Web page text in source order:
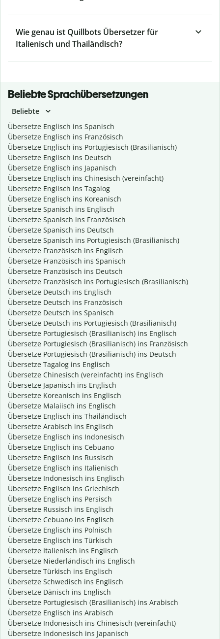
Wie genau ist Quillbots Übersetzer für
Italienisch und Thailändisch?
Beliebte Sprachübersetzungen
Beliebte
Übersetze Englisch ins Spanisch
Übersetze Englisch ins Französisch
Übersetze Englisch ins Portugiesisch (Brasilianisch)
Übersetze Englisch ins Deutsch
Übersetze Englisch ins Japanisch
Übersetze Englisch ins Chinesisch (vereinfacht)
Übersetze Englisch ins Tagalog
Übersetze Englisch ins Koreanisch
Übersetze Spanisch ins Englisch
Übersetze Spanisch ins Französisch
Übersetze Spanisch ins Deutsch
Übersetze Spanisch ins Portugiesisch (Brasilianisch)
Übersetze Französisch ins Englisch
Übersetze Französisch ins Spanisch
Übersetze Französisch ins Deutsch
Übersetze Französisch ins Portugiesisch (Brasilianisch)
Übersetze Deutsch ins Englisch
Übersetze Deutsch ins Französisch
Übersetze Deutsch ins Spanisch
Übersetze Deutsch ins Portugiesisch (Brasilianisch)
Übersetze Portugiesisch (Brasilianisch) ins Englisch
Übersetze Portugiesisch (Brasilianisch) ins Französisch
Übersetze Portugiesisch (Brasilianisch) ins Deutsch
Übersetze Tagalog ins Englisch
Übersetze Chinesisch (vereinfacht) ins Englisch
Übersetze Japanisch ins Englisch
Übersetze Koreanisch ins Englisch
Übersetze Malaiisch ins Englisch
Übersetze Englisch ins Thailändisch
Übersetze Arabisch ins Englisch
Übersetze Englisch ins Indonesisch
Übersetze Englisch ins Cebuano
Übersetze Englisch ins Russisch
Übersetze Englisch ins Italienisch
Übersetze Indonesisch ins Englisch
Übersetze Englisch ins Griechisch
Übersetze Englisch ins Persisch
Übersetze Russisch ins Englisch
Übersetze Cebuano ins Englisch
Übersetze Englisch ins Polnisch
Übersetze Englisch ins Türkisch
Übersetze Italienisch ins Englisch
Übersetze Niederländisch ins Englisch
Übersetze Türkisch ins Englisch
Übersetze Schwedisch ins Englisch
Übersetze Dänisch ins Englisch
Übersetze Portugiesisch (Brasilianisch) ins Arabisch
Übersetze Englisch ins Arabisch
Übersetze Indonesisch ins Chinesisch (vereinfacht)
Übersetze Indonesisch ins Japanisch